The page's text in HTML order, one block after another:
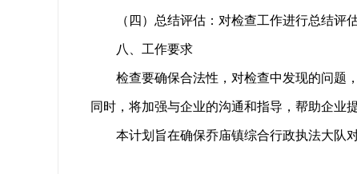
（四）总结评估：对检查工作进行总结评
八、工作要求
检查要确保合法性，对检查中发现的问题
同时，将加强与企业的沟通和指导，帮助企业
本计划旨在确保乔庙镇综合行政执法大队